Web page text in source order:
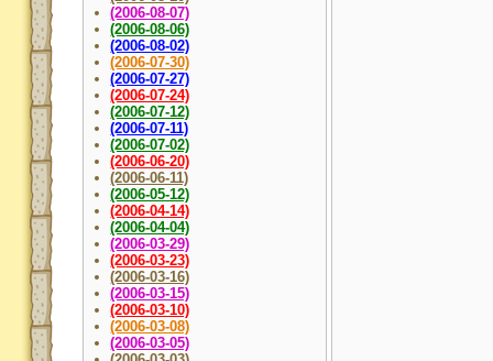
(2006-08-07)
(2006-08-06)
(2006-08-02)
(2006-07-30)
(2006-07-27)
(2006-07-24)
(2006-07-12)
(2006-07-11)
(2006-07-02)
(2006-06-20)
(2006-06-11)
(2006-05-12)
(2006-04-14)
(2006-04-04)
(2006-03-29)
(2006-03-23)
(2006-03-16)
(2006-03-15)
(2006-03-10)
(2006-03-08)
(2006-03-05)